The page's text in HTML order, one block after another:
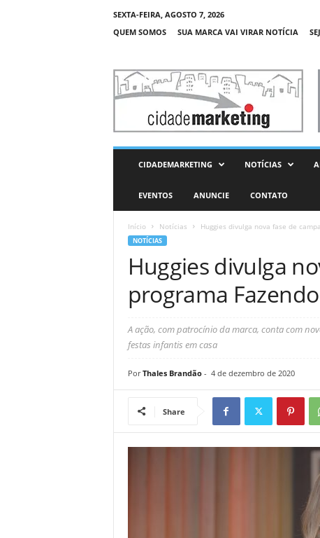
SEXTA-FEIRA, AGOSTO 7, 2026
QUEM SOMOS
SUA MARCA VAI VIRAR NOTÍCIA
C
d
CIDADEMARKETING NOTÍCIAS
EVENTOS ANUNCIE CONTATO
Início Notícias Huggies divulga nova fase de
NOTÍCIAS
Huggies divulga
programa
A ação, com patrocínio da marca, conta com
festas infantis em casa
Por Thales Brandão- 4 de dezembro de 2020
Share